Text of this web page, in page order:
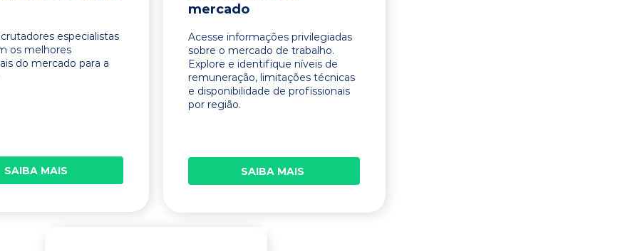
especialistas
os melhores
do mercado para a
SAIBA MAIS
mercado
Acesse informações privilegiadas
sobre o mercado de trabalho.
Explore e identifique níveis de
remuneração, limitações técnicas
e disponibilidade de profissionais
por região.
SAIBA MAIS